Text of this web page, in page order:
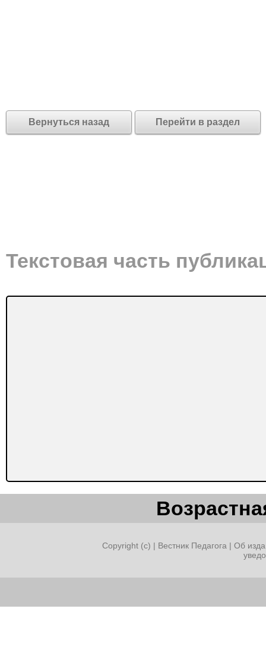
Вернуться назад Перейти в раздел
Текстовая часть
Copyright (c) | Вестник Педагога | Об